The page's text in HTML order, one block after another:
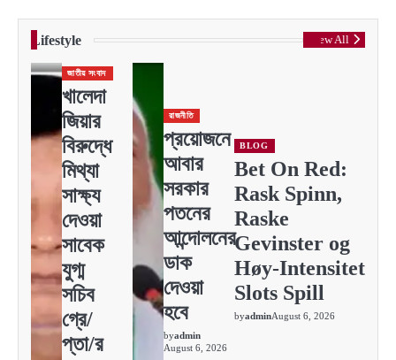
Lifestyle View All
জাতীয় সংবাদ
খালেদা
জিয়ার
বিরুদ্ধে
মিথ্যা
সাক্ষ্য
দেওয়া
সাবেক
যুগ্ম
সচিব
গ্রে/
প্তা/র
রাজনীতি
প্রয়োজনে
আবার
সরকার
পতনের
আন্দোলনের
ডাক
দেওয়া
হবে
byadmin
August 6, 2026
BLOG
Bet On Red:
Rask Spinn,
Raske
Gevinster og
Høy‑Intensitet
Slots Spill
byadminAugust 6, 2026